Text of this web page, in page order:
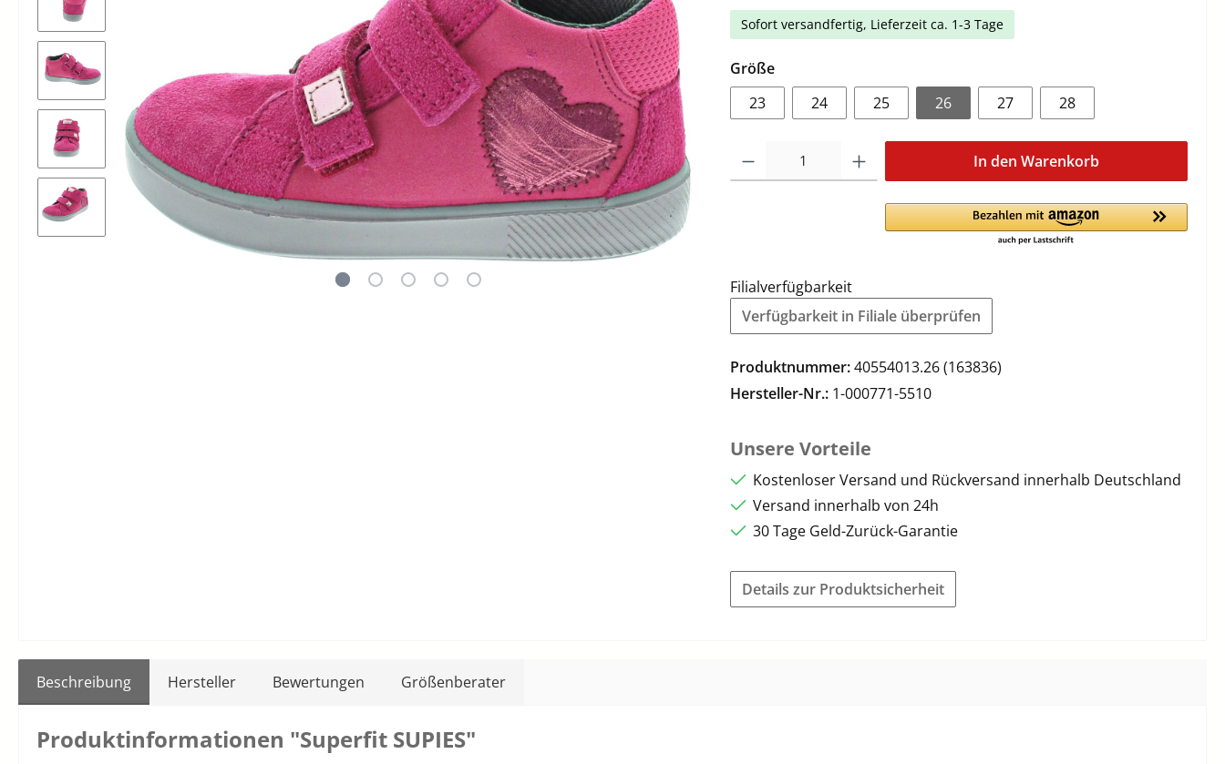
Sofort versandfertig, Lieferzeit ca. 1-3 Tage
Größe
23
24 25 26 27 28
In den Warenkorb
Filialverfügbarkeit
Verfügbarkeit in Filiale überprüfen
Produktnummer:40554013.26 (163836)
Hersteller-Nr.: 1-000771-5510
Unsere Vorteile
Kostenloser Versand und Rückversand innerhalb Deutschland
Versand innerhalb von 24h
30 Tage Geld-Zurück-Garantie
Details zur Produktsicherheit
Beschreibung Hersteller Bewertungen Größenberater
Produktinformationen "Superfit SUPIES"